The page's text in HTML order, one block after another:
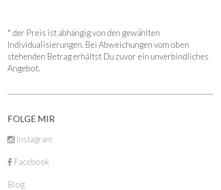
* der Preis ist abhängig von den gewählten
Individualisierungen. Bei Abweichungen vom oben
stehenden Betrag erhältst Du zuvor ein unverbindliches
Angebot.
FOLGE MIR
Instagram
Facebook
Blog